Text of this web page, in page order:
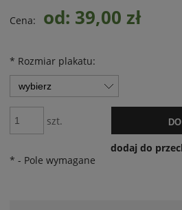
Cena: od: 39,00 zł
* Rozmiar plakatu:
szt.
dodaj do
* - Pole wymagane